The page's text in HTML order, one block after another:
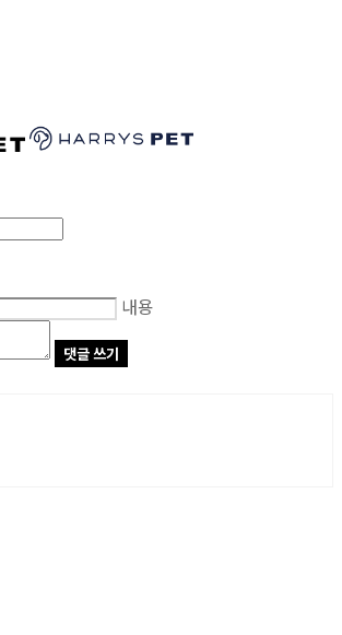
내용
댓글 쓰기